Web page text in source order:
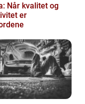
Når kvalitet og
er